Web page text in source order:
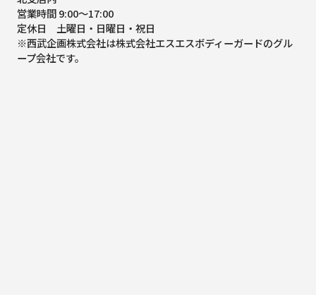
営業時間 9:00～17:00
定休日 土曜日・日曜日・祝日
※西武企画株式会社は株式会社エスエスボディーガードのグル
ープ会社です。